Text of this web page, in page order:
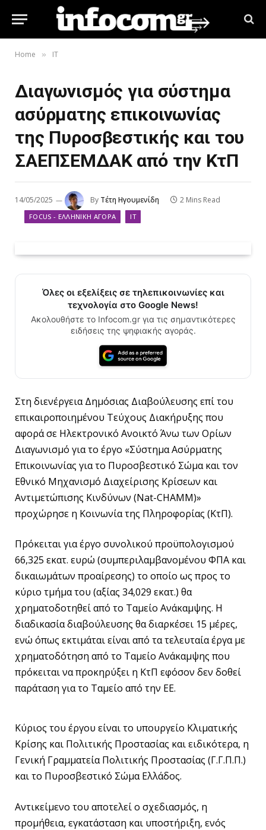
Home » IT
Διαγωνισμός για σύστημα
ασύρματης επικοινωνίας
της Πυροσβεστικής και του
ΣΑΕΠΣΕΜΔΑΚ από την ΚτΠ
14/05/2025 By Τέτη Ηγουμενίδη 2 Mins Read
FOCUS - ΕΛΛΗΝΙΚΉ ΑΓΟΡΆ IT
Όλες οι εξελίξεις σε τηλεπικοινωνίες και
τεχνολογία στο Google News!
Ακολουθήστε το Infocom.gr για τις σημαντικότερες
ειδήσεις της ψηφιακής αγοράς.
Στη διενέργεια Δημόσιας Διαβούλευσης επί του
επικαιροποιημένου Τεύχους Διακήρυξης που
αφορά σε Ηλεκτρονικό Ανοικτό Άνω των Ορίων
Διαγωνισμό για το έργο «Σύστημα Ασύρματης
Επικοινωνίας για το Πυροσβεστικό Σώμα και τον
Εθνικό Μηχανισμό Διαχείρισης Κρίσεων και
Αντιμετώπισης Κινδύνων (Nat-CHAMM)»
προχώρησε η Κοινωνία της Πληροφορίας (ΚτΠ).
Πρόκειται για έργο συνολικού προϋπολογισμού
66,325 εκατ. ευρώ (συμπεριλαμβανομένου ΦΠΑ και
δικαιωμάτων προαίρεσης) το οποίο ως προς το
κύριο τμήμα του (αξίας 34,029 εκατ.) θα
χρηματοδοτηθεί από το Ταμείο Ανάκαμψης. Η
διαδικασία διαβούλευσης θα διαρκέσει 15 μέρες,
ενώ όπως εκτιμάται είναι από τα τελευταία έργα με
χρηματοδότηση από το Ταμείο Ανάκαμψης που
πρόκειται να προκηρύξει η ΚτΠ εφόσον δεν δοθεί
παράταση για το Ταμείο από την ΕΕ.
Κύριος του έργου είναι το υπουργείο Κλιματικής
Κρίσης και Πολιτικής Προστασίας και ειδικότερα, η
Γενική Γραμματεία Πολιτικής Προστασίας (Γ.Γ.Π.Π.)
και το Πυροσβεστικό Σώμα Ελλάδος.
Αντικείμενο του αποτελεί ο σχεδιασμός, η
προμήθεια, εγκατάσταση και υποστήριξη, ενός